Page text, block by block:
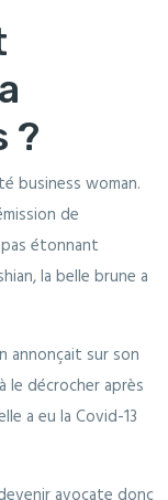
?
business woman.
de
étonnant
la belle brune a
annonçait sur son
le décrocher après
a eu la Covid-13